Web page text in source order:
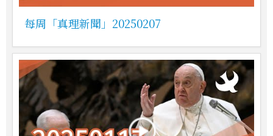
每周「真理新聞」20250207